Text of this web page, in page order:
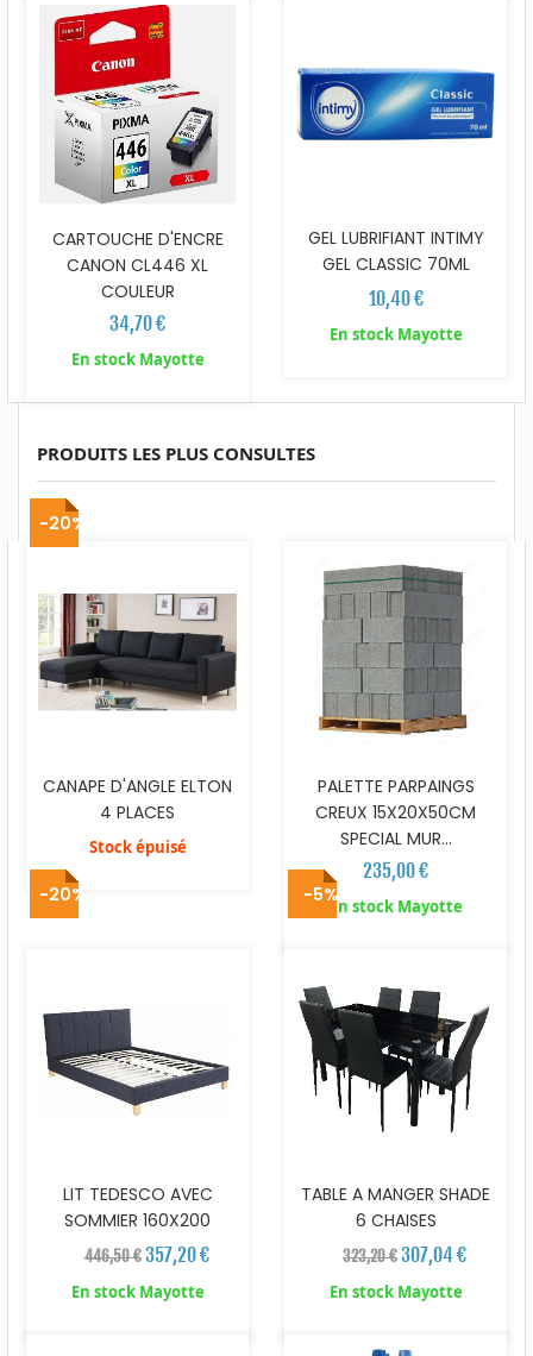
CARTOUCHE D'ENCRE
CANON CL446 XL
COULEUR
34,70 €
En stock Mayotte
GEL LUBRIFIANT INTIMY
GEL CLASSIC 70ML
10,40 €
En stock Mayotte
PRODUITS LES PLUS CONSULTES
-20%
CANAPE D'ANGLE ELTON
4 PLACES
Stock épuisé
PALETTE PARPAINGS
CREUX 15X20X50CM
SPECIAL MUR...
235,00 €
En stock Mayotte
-20%
LIT TEDESCO AVEC
SOMMIER 160X200
446,50 € 357,20 €
En stock Mayotte
-5%
TABLE A MANGER SHADE
6 CHAISES
323,20 €307,04 €
En stock Mayotte